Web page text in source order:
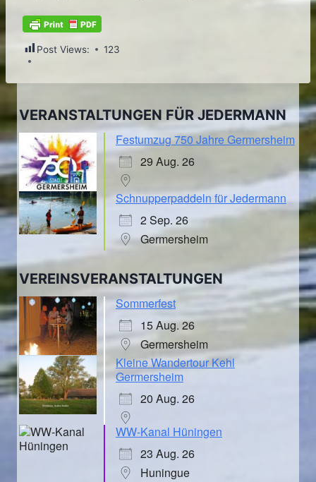
Post Views: 123
VERANSTALTUNGEN FÜR JEDERMANN
Festumzug 750 Jahre Germersheim
29 Aug. 26
Schnupperpaddeln für Jedermann
2 Sep. 26
Germersheim
VEREINSVERANSTALTUNGEN
Sommerfest
15 Aug. 26
Germersheim
Kleine Wandertour Kehl
Germersheim
20 Aug. 26
WW-Kanal Hüningen
23 Aug. 26
Huningue